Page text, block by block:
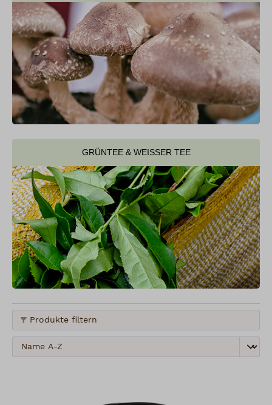
GRÜNTEE & WEISSER TEE
Produkte filtern